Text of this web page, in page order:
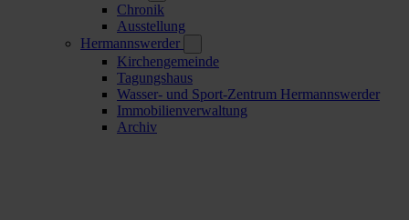
Chronik
Ausstellung
Hermannswerder
Kirchengemeinde
Tagungshaus
Wasser- und Sport-Zentrum Hermannswerder
Immobilienverwaltung
Archiv